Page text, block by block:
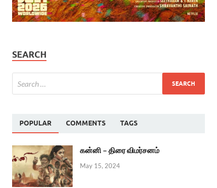
SEARCH
POPULAR COMMENTS TAGS
கன்னி – திரை விமர்சனம்
May 15, 2024